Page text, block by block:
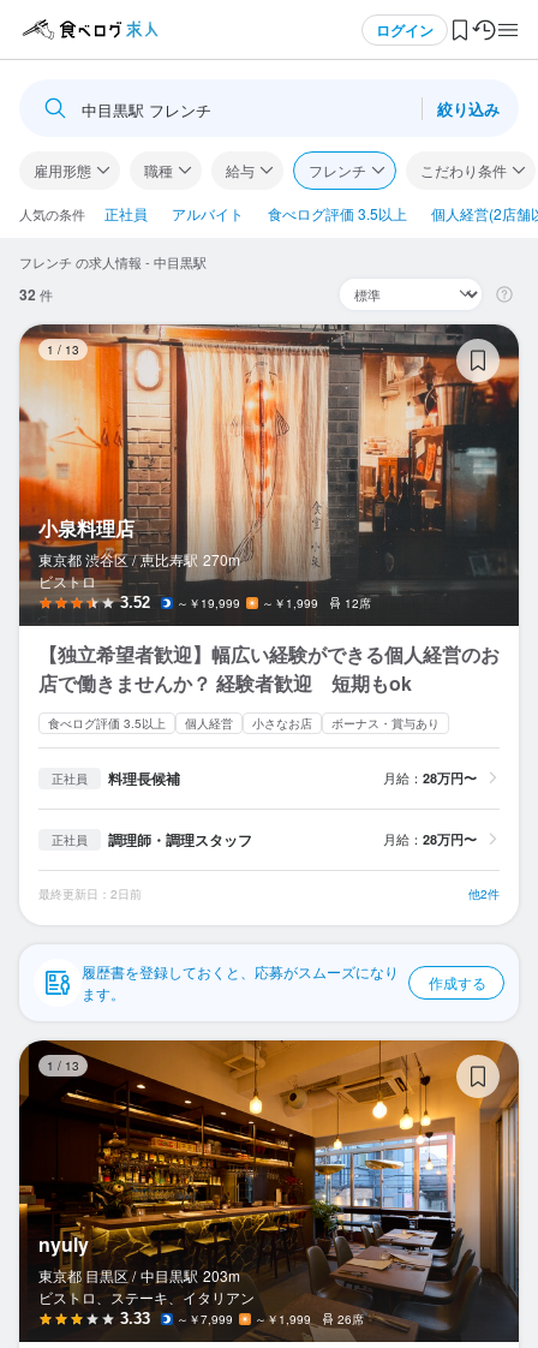
ログイン
ログイン・無料会員登録
食べログ求人TOP
求人検索
閲覧履歴
気になる求人
検索履歴・保存した条件
応募履歴
WEB履歴書
スカウト・メルマガ受信設定
ヘルプ・お問い合わせフォーム
掲載をご検討の店舗様へ
食べログ求人PRESS
利用規約
中目黒駅 フレンチ 絞り込み
雇用形態 職種 給与 フレンチ こだわり条件
人気の条件 正社員 アルバイト 食べログ評価 3.5以上 個人経営(2店舗
フレンチ の求人情報 - 中目黒駅
32 件
1 / 13
小泉料理店
東京都 渋谷区 / 恵比寿駅 270m
ビストロ
3.52 ～￥19,999 ～￥1,999 12席
【独立希望者歓迎】幅広い経験ができる個人経営のお
店で働きませんか？ 経験者歓迎 短期もok
食べログ評価 3.5以上 個人経営 小さなお店 ボーナス・賞与あり
正社員 料理長候補 月給： 28万円〜
正社員 調理師・調理スタッフ 月給： 28万円〜
最終更新日：2日前 他2件
履歴書を登録しておくと、応募がスムーズになり
ます。
作成する
1 / 13
nyuly
東京都 目黒区 / 中目黒駅 203m
ビストロ、ステーキ、イタリアン
3.33 ～￥7,999 ～￥1,999 26席